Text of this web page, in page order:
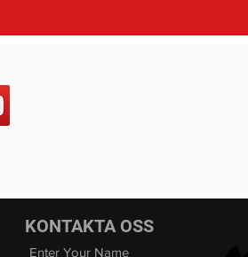
KONTAKTA OSS
Enter Your Name